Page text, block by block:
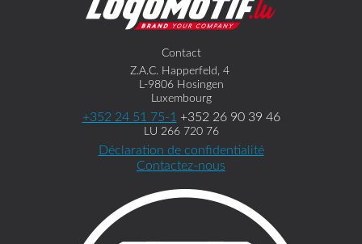
Contact
Z.A.C. Happerfeld, 4
L-9806 Hosingen
Luxembourg
+352 24 51 75-1 +352 26 90 39 46
LU 266 720 76
Déclaration de confidentialité
Contactez-nous